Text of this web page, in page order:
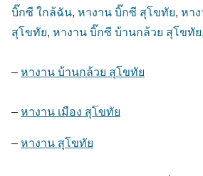
บิ๊กซี ใกล้ฉัน, หางาน บิ๊กซี สุโขทัย, หาง
สุโขทัย, หางาน บิ๊กซี บ้านกล้วย สุโขทัย,
– หางาน บ้านกล้วย สุโขทัย
– หางาน เมือง สุโขทัย
– หางาน สุโขทัย